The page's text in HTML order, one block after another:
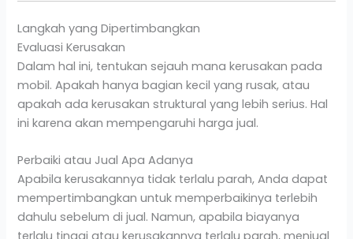
Langkah yang Dipertimbangkan
Evaluasi Kerusakan
Dalam hal ini, tentukan sejauh mana kerusakan pada
mobil. Apakah hanya bagian kecil yang rusak, atau
apakah ada kerusakan struktural yang lebih serius. Hal
ini karena akan mempengaruhi harga jual.
Perbaiki atau Jual Apa Adanya
Apabila kerusakannya tidak terlalu parah, Anda dapat
mempertimbangkan untuk memperbaikinya terlebih
dahulu sebelum di jual. Namun, apabila biayanya